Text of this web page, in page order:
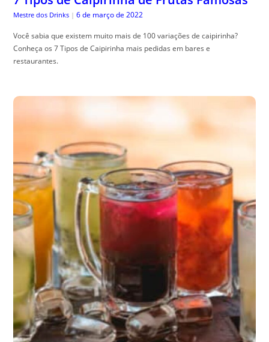
Mestre dos Drinks | 6 de março de 2022
Você sabia que existem muito mais de 100 variações de caipirinha?
Conheça os 7 Tipos de Caipirinha mais pedidas em bares e
restaurantes.